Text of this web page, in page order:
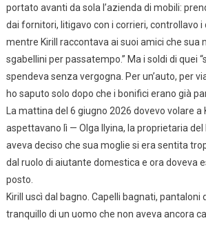
portato avanti da sola l’azienda di mobili:
dai fornitori, litigavo con i corrieri, controllavo
mentre Kirill raccontava ai suoi amici che sua
sgabellini per passatempo.” Ma i soldi di quei
spendeva senza vergogna. Per un’auto, per
ho saputo solo dopo che i bonifici erano già
La mattina del 6 giugno 2026 dovevo volare a
aspettavano lì — Olga Ilyina, la proprietaria del
aveva deciso che sua moglie si era sentita
dal ruolo di aiutante domestica e ora doveva
posto.
Kirill uscì dal bagno. Capelli bagnati, pantaloni
tranquillo di un uomo che non aveva ancora